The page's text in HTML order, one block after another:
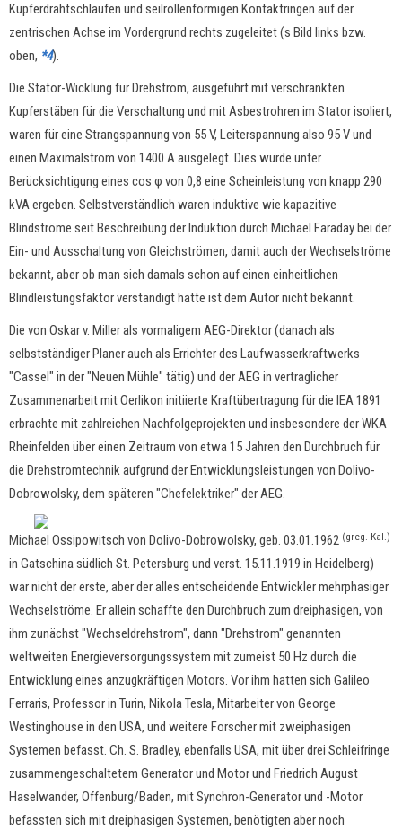
Kupferdrahtschlaufen und seilrollenförmigen Kontaktringen auf der
zentrischen Achse im Vordergrund rechts zugeleitet (s Bild links bzw.
oben, *4).
Die Stator-Wicklung für Drehstrom, ausgeführt mit verschränkten
Kupferstäben für die Verschaltung und mit Asbestrohren im Stator isoliert,
waren für eine Strangspannung von 55 V, Leiterspannung also 95 V und
einen Maximalstrom von 1400 A ausgelegt. Dies würde unter
Berücksichtigung eines cos φ von 0,8 eine Scheinleistung von knapp 290
kVA ergeben. Selbstverständlich waren induktive wie kapazitive
Blindströme seit Beschreibung der Induktion durch Michael Faraday bei der
Ein- und Ausschaltung von Gleichströmen, damit auch der Wechselströme
bekannt, aber ob man sich damals schon auf einen einheitlichen
Blindleistungsfaktor verständigt hatte ist dem Autor nicht bekannt.
Die von Oskar v. Miller als vormaligem AEG-Direktor (danach als
selbstständiger Planer auch als Errichter des Laufwasserkraftwerks
"Cassel" in der "Neuen Mühle" tätig) und der AEG in vertraglicher
Zusammenarbeit mit Oerlikon initiierte Kraftübertragung für die IEA 1891
erbrachte mit zahlreichen Nachfolgeprojekten und insbesondere der WKA
Rheinfelden über einen Zeitraum von etwa 15 Jahren den Durchbruch für
die Drehstromtechnik aufgrund der Entwicklungsleistungen von Dolivo-
Dobrowolsky, dem späteren "Chefelektriker" der AEG.
Michael Ossipowitsch von Dolivo-Dobrowolsky, geb. 03.01.1962 (greg. Kal.)
in Gatschina südlich St. Petersburg und verst. 15.11.1919 in Heidelberg)
war nicht der erste, aber deralles entscheidende Entwicklermehrphasiger
Wechselströme. Er allein schaffte den Durchbruch zum dreiphasigen, von
ihm zunächst "Wechseldrehstrom", dann "Drehstrom" genannten
weltweiten Energieversorgungssystem mit zumeist 50 Hz durch die
Entwicklung eines anzugkräftigen Motors. Vor ihm hatten sich Galileo
Ferraris, Professor in Turin, Nikola Tesla, Mitarbeiter von George
Westinghouse in den USA, und weitere Forscher mit zweiphasigen
Systemen befasst. Ch. S. Bradley, ebenfalls USA, mit über drei Schleifringe
zusammengeschaltetem Generator und Motor und Friedrich August
Haselwander, Offenburg/Baden, mit Synchron-Generator und -Motor
befassten sich mit dreiphasigen Systemen, benötigten aber noch